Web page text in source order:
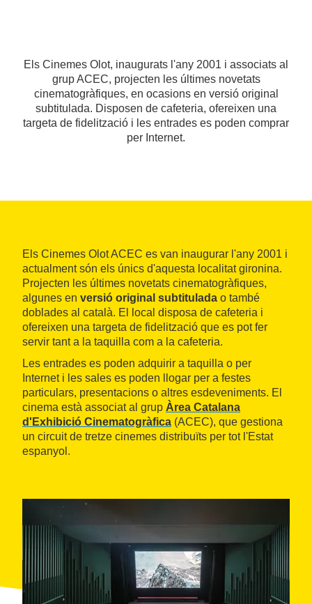
Els Cinemes Olot, inaugurats l'any 2001 i associats al
grup ACEC, projecten les últimes novetats
cinematogràfiques, en ocasions en versió original
subtitulada. Disposen de cafeteria, ofereixen una
targeta de fidelització i les entrades es poden comprar
per Internet.
Els Cinemes Olot ACEC es van inaugurar l'any 2001 i
actualment són els únics d'aquesta localitat gironina.
Projecten les últimes novetats cinematogràfiques,
algunes en versió original subtitulada o també
doblades al català. El local disposa de cafeteria i
ofereixen una targeta de fidelització que es pot fer
servir tant a la taquilla com a la cafeteria.
Les entrades es poden adquirir a taquilla o per
Internet i les sales es poden llogar per a festes
particulars, presentacions o altres esdeveniments. El
cinema està associat al grup Àrea Catalana
d'Exhibició Cinematogràfica (ACEC), que gestiona
un circuit de tretze cinemes distribuïts per tot l'Estat
espanyol.